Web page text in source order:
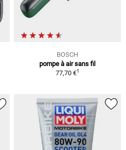
BOSCH
pompe à air sans fil
77,70 €1